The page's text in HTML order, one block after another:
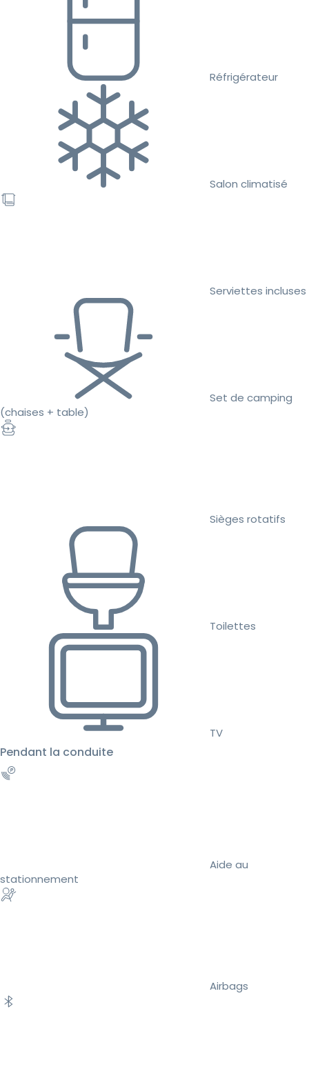
Réfrigérateur
Salon climatisé
Serviettes incluses
Set de camping
(chaises + table)
Sièges rotatifs
Toilettes
TV
Pendant la conduite
Aide au
stationnement
Airbags